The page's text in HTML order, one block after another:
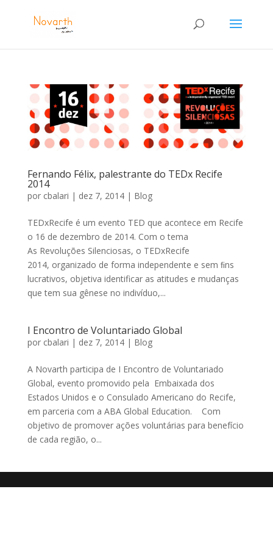
Fernando Félix, palestrante do TEDx Recife
2014
por cbalari | dez 7, 2014| Blog
TEDxRecife é um evento TED que acontece em Recife
o 16 de dezembro de 2014. Com o tema
As Revoluções Silenciosas, o TEDxRecife
2014, organizado de forma independente e sem ﬁns
lucrativos, objetiva identificar as atitudes e mudanças
que tem sua gênese no indivíduo,...
I Encontro de Voluntariado Global
por cbalari | dez 7, 2014| Blog
A Novarth participa de I Encontro de Voluntariado
Global, evento promovido pela Embaixada dos
Estados Unidos e o Consulado Americano do Recife,
em parceria com a ABA Global Education. Com
objetivo de promover ações voluntárias para benefício
de cada região, o...